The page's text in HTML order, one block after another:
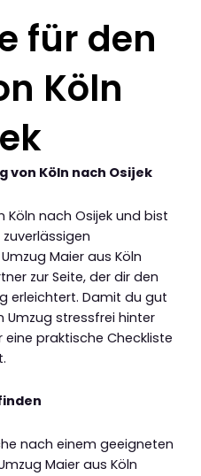
für den
Köln
von Köln nach Osijek
Köln nach Osijek und bist
Maier aus Köln
zur Seite, der dir den
erleichtert. Damit du gut
stressfrei hinter
praktische Checkliste
nach einem geeigneten
Maier aus Köln